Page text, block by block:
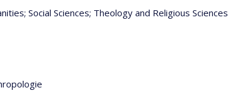
; Social Sciences; Theology and Religious Sciences